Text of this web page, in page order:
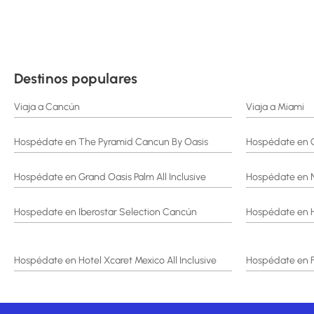
Destinos populares
Viaja a Cancún Viaja a Miami
Hospédate en The Pyramid Cancun By Oasis Hospédate en
Hospédate en Grand Oasis Palm All Inclusive Hospédate en
Hospedate en Iberostar Selection Cancún Hospédate en
Hospédate en Hotel Xcaret Mexico All Inclusive Hospédate en